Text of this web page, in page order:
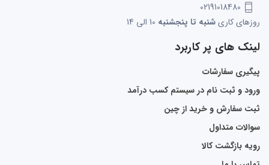
02191018480
روزهای کاریشنبه تا پنجشنبه
لینک های پر کاربرد
پیگیری سفارشات
ورود و ثبت نام در سیستم کسب درآمد
ثبت سفارش و خرید از چین
سوالات متداول
رویه بازگشت کالا